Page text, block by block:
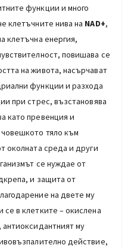
функции и много
клетъчните нива на NAD+,
клетъчна енергия,
повишава се
на живота, насърчават
функции и разхода
при стрес, възстановява
като превенция и
тяло към
околната среда и други
се нуждае от
и защита от
на двете му
в клетките – окислена
, антиоксидантният му
действие,